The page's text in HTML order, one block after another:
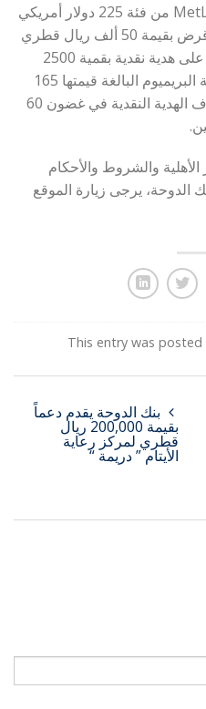
MetLife Future Protect Premium من فئة 225 دولار أمريكي
أو أكثر، وذلك بعد حصولهم على قرض بقيمة 50 ألف ريال قطري
على الأقل. فيما سيحصل العملاء على هدية نقدية بقمية 2500
ريال قطري عند تسجيلهم في فئة البريميوم البالغة قيمتها 165
دولار أمريكي أو أكثر. وسيتم صرف الهدية النقدية في غضون 60
والشروط والأحكام
يرجى زيارة الموقع
This entry was posted
بنك الدوحة يقدم دعماً
بقيمة 200,000 ريال
قطري لمركز رعاية
الأيتام ” دريمة “